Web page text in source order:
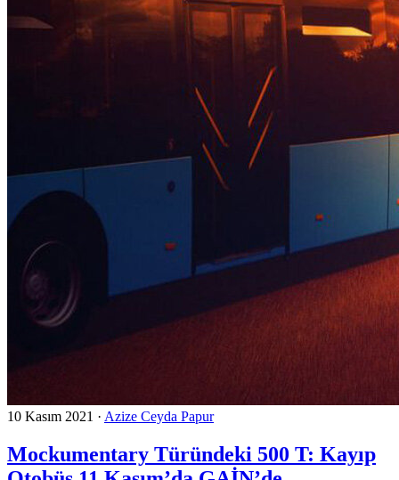
10 Kasım 2021 · Azize Ceyda Papur
Mockumentary Türündeki 500 T: Kayıp